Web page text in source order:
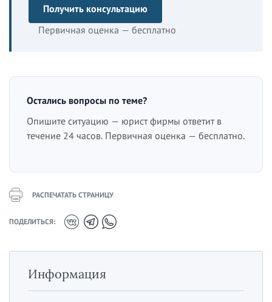
Получить консультацию
Первичная оценка — бесплатно
Остались вопросы по теме?
Опишите ситуацию — юрист фирмы ответит в
течение 24 часов. Первичная оценка — бесплатно.
РАСПЕЧАТАТЬ СТРАНИЦУ
ПОДЕЛИТЬСЯ:
Информация